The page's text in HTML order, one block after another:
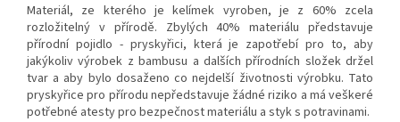
Materiál, ze kterého je kelímek vyroben, je z 60% zcela
rozložitelný v přírodě. Zbylých 40% materiálu představuje
přírodní pojidlo - pryskyřici, která je zapotřebí pro to, aby
jakýkoliv výrobek z bambusu a dalších přírodních složek držel
tvar a aby bylo dosaženo co nejdelší životnosti výrobku. Tato
pryskyřice pro přírodu nepředstavuje žádné riziko a má veškeré
potřebné atesty pro bezpečnost materiálu a styk s potravinami.